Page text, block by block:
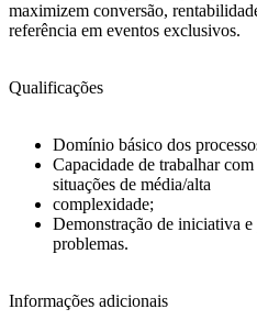
maximizem conversão,
referência em eventos exclusivos.
Qualificações
Domínio básico dos
Capacidade de trabalhar
situações de média/alta
complexidade;
Demonstração de iniciativa
problemas.
Informações adicionais